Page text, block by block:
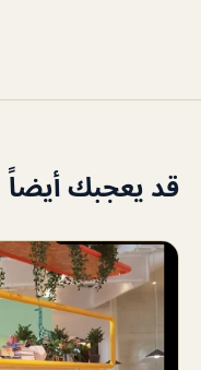
قد يعجبك أيضاً